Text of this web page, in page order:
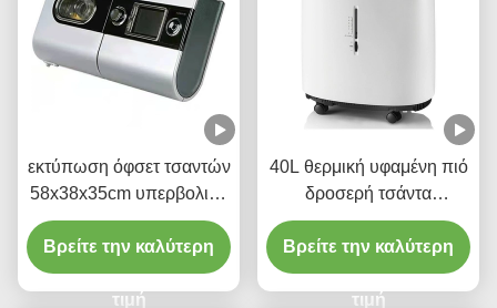
εκτύπωση όφσετ τσαντών
58x38x35cm υπερβολικά
μεγάλη φορητή μονωμένη
τρόφιμα
Βρείτε την καλύτερη
τιμή
40L θερμική υφαμένη πιό
δροσερή τσάντα
μεσημεριανού γεύματος
ταινιών για την κρύα
μεγάλη περιεκτικότητα
συντήρησης θερμότητας
Βρείτε την καλύτερη
τιμή